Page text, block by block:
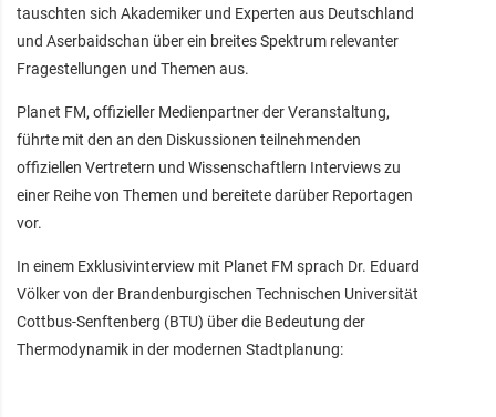
tauschten sich Akademiker und Experten aus Deutschland
und Aserbaidschan über ein breites Spektrum relevanter
Fragestellungen und Themen aus.
Planet FM, offizieller Medienpartner der Veranstaltung,
führte mit den an den Diskussionen teilnehmenden
offiziellen Vertretern und Wissenschaftlern Interviews zu
einer Reihe von Themen und bereitete darüber Reportagen
vor.
In einem Exklusivinterview mit Planet FM sprach Dr. Eduard
Völker von der Brandenburgischen Technischen Universität
Cottbus-Senftenberg (BTU) über die Bedeutung der
Thermodynamik in der modernen Stadtplanung: